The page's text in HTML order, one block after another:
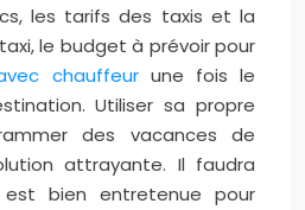
les tarifs des taxis et la
le budget à prévoir pour
chauffeurune fois le
Utiliser sa propre
des vacances de
attrayante. Il faudra
est bien entretenue pour